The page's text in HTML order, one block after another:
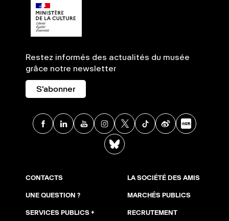
Restez informés des actualités du musée
grâce notre newsletter
S'abonner
Facebook
LinkedinYoutubeInstagram
X TikTokWeibo
CONTACTS
UNE QUESTION ?
SERVICES PUBLICS +
LA SOCIÉTÉ DES AMIS
MARCHÉS PUBLICS
RECRUTEMENT